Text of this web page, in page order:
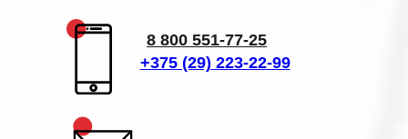
+375 (29) 223-22-99
8 800 551-77-25